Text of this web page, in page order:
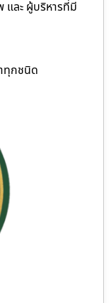
และ ผู้บริหารที่มี
ทุกชนิด